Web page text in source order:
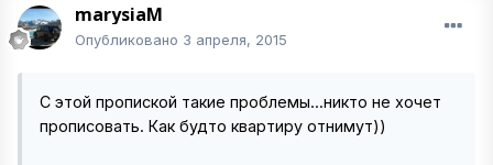
marysiaM
Опубликовано 3 апреля, 2015
С этой пропиской такие проблемы...никто не хочет
прописовать. Как будто квартиру отнимут))